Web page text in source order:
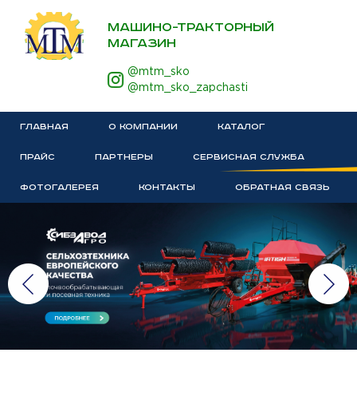
МАШИНО-ТРАКТОРНЫЙ
МАГАЗИН
@mtm_sko
@mtm_sko_zapchasti
ГЛАВНАЯ О КОМПАНИИ КАТАЛОГ
ПРАЙС ПАРТНЕРЫ СЕРВИСНАЯ СЛУЖБА
ФОТОГАЛЕРЕЯ КОНТАКТЫ ОБРАТНАЯ СВЯЗЬ